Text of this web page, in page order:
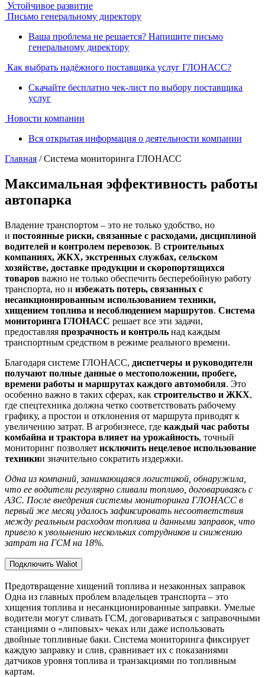
Устойчивое развитие
Письмо генеральному директору
Ваша проблема не решается? Напишите письмо
генеральному директору
Как выбрать надёжного поставщика услуг ГЛОНАСС?
Скачайте бесплатно чек-лист по выбору поставщика
услуг
Новости компании
Вся открытая информация о деятельности компании
Главная / Cистема мониторинга ГЛОНАСС
Максимальная эффективность работы
автопарка
Владение транспортом – это не только удобство, но
и постоянные риски, связанные с расходами, дисциплиной
водителей и контролем перевозок. В строительных
компаниях, ЖКХ, экстренных службах, сельском
хозяйстве, доставке продукции и скоропортящихся
товаров важно не только обеспечить бесперебойную работу
транспорта, но и избежать потерь, связанных с
несанкционированным использованием техники,
хищением топлива и несоблюдением маршрутов. Система
мониторинга ГЛОНАСС решает все эти задачи,
предоставляя прозрачность и контроль над каждым
транспортным средством в режиме реального времени.
Благодаря системе ГЛОНАСС, диспетчеры и руководители
получают полные данные о местоположении, пробеге,
времени работы и маршрутах каждого автомобиля. Это
особенно важно в таких сферах, как строительство и ЖКХ,
где спецтехника должна четко соответствовать рабочему
графику, а простои и отклонения от маршрута приводят к
увеличению затрат. В агробизнесе, где каждый час работы
комбайна и трактора влияет на урожайность, точный
мониторинг позволяет исключить нецелевое использование
техникии значительно сократить издержки.
Одна из компаний, занимающаяся логистикой, обнаружила,
что ее водители регулярно сливали топливо, договариваясь с
АЗС. После внедрения системы мониторинга ГЛОНАСС в
первый же месяц удалось зафиксировать несоответствия
между реальным расходом топлива и данными заправок, что
привело к увольнению нескольких сотрудников и снижению
затрат на ГСМ на 18%.
Подключить Waliot
Предотвращение хищений топлива и незаконных заправок
Одна из главных проблем владельцев транспорта – это
хищения топлива и несанкционированные заправки. Умелые
водители могут сливать ГСМ, договариваться с заправочными
станциями о «липовых» чеках или даже использовать
двойные топливные баки. Система мониторинга фиксирует
каждую заправку и слив, сравнивает их с показаниями
датчиков уровня топлива и транзакциями по топливным
картам.